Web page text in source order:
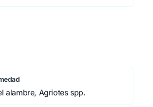
alambre, Agriotes spp.